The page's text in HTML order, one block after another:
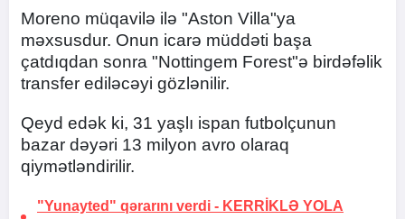
Moreno müqavilə ilə "Aston Villa"ya
məxsusdur. Onun icarə müddəti başa
çatdıqdan sonra "Nottingem Forest"ə birdəfəlik
transfer ediləcəyi gözlənilir.
Qeyd edək ki, 31 yaşlı ispan futbolçunun
bazar dəyəri 13 milyon avro olaraq
qiymətləndirilir.
"Yunayted" qərarını verdi - KERRİKLƏ YOLA